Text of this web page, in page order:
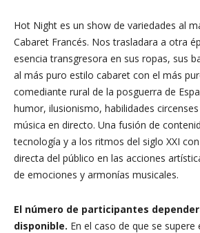
Hot Night es un show de variedades al
Cabaret Francés. Nos trasladara a otra
esencia transgresora en sus ropas, sus
al más puro estilo cabaret con el más
comediante rural de la posguerra de
humor, ilusionismo, habilidades
música en directo. Una fusión de
tecnología y a los ritmos del siglo XXI
directa del público en las acciones
de emociones y armonías musicales.
El número de participantes
disponible. En el caso de que se supere